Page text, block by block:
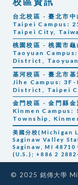
台北校區 - 臺北市
Taipei Campus:
Taipei City,
桃園校區 - 桃園市
Taoyuan
District,
基河校區 - 臺北市
Jihe Campus:
District, Taipei
金門校區 - 金門縣
Kinmen Campus:
Township,
美國分校
Saginaw Valley
Saginaw, MI
(U.S.); +886 2
© 2025 銘傳大學